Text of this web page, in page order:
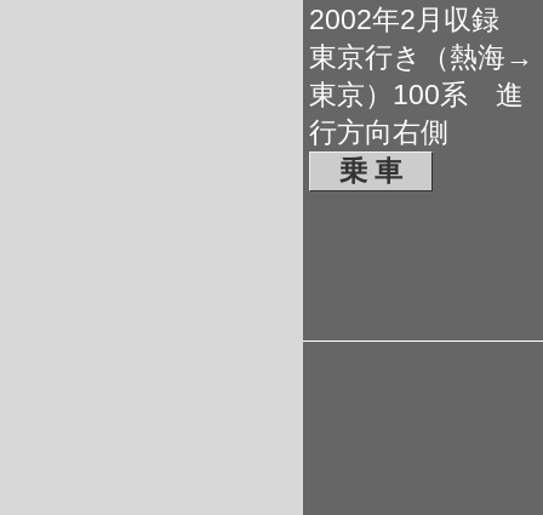
2002年2月収録
東京行き（熱海→
東京）100系 進
行方向右側
乗 車